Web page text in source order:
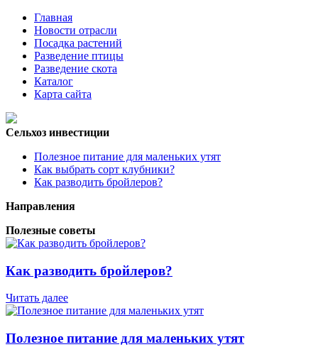
Главная
Новости отрасли
Посадка растений
Разведение птицы
Разведение скота
Каталог
Карта сайта
Сельхоз инвестиции
Полезное питание для маленьких утят
Как выбрать сорт клубники?
Как разводить бройлеров?
Направления
Полезные советы
Как разводить бройлеров?
Читать далее
Полезное питание для маленьких утят